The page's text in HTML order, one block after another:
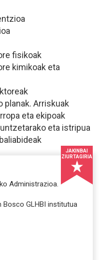
fisikoak
kimikoak eta
planak. Arriskuak
eta ekipoak
eta istripua
JAKINBAI
ZIURTAGIRIA
Administrazioa.
Bosco GLHBI institutua